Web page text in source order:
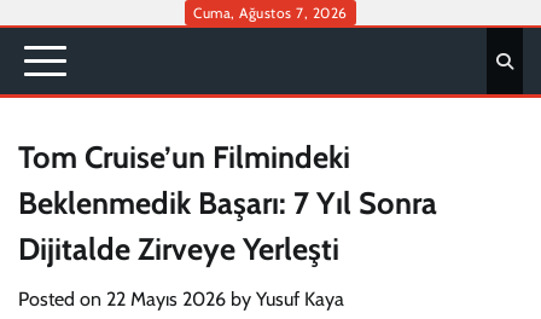
content
Cuma, Ağustos 7, 2026
Tom Cruise’un Filmindeki
Beklenmedik Başarı: 7 Yıl Sonra
Dijitalde Zirveye Yerleşti
Posted on 22 Mayıs 2026 by Yusuf Kaya